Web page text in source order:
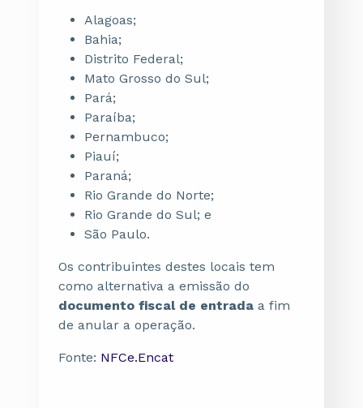
Alagoas;
Bahia;
Distrito Federal;
Mato Grosso do Sul;
Pará;
Paraíba;
Pernambuco;
Piauí;
Paraná;
Rio Grande do Norte;
Rio Grande do Sul; e
São Paulo.
Os contribuintes destes locais tem
como alternativa a emissão do
documento fiscal de entrada a fim
de anular a operação.
Fonte: NFCe.Encat